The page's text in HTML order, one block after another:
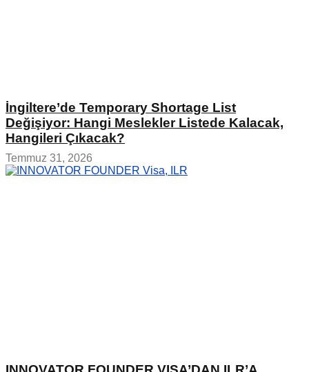
İngiltere’de Temporary Shortage List
Değişiyor: Hangi Meslekler Listede Kalacak,
Hangileri Çıkacak?
Temmuz 31, 2026